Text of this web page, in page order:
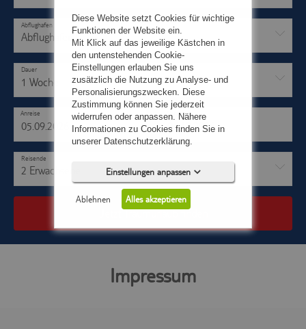
Abflughafen
Abflughafen
Dauer
1 Woche
Anreise Abreise
Reisende
2 Erwachsene
Jetzt Traumurlaub finden
Impressum
Diese Website setzt Cookies für wichtige
Funktionen der Website ein.
Mit Klick auf das jeweilige Kästchen in
den untenstehenden Cookie-
Einstellungen erlauben Sie uns
zusätzlich die Nutzung zu Analyse- und
Personalisierungszwecken. Diese
Zustimmung können Sie jederzeit
widerrufen oder anpassen. Nähere
Informationen zu Cookies finden Sie in
unserer Datenschutzerklärung.
Einstellungen anpassen
Ablehnen Alles akzeptieren
Notwendig (5)